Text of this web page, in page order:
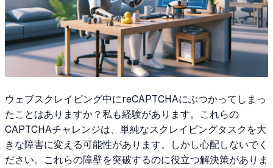
ウェブスクレイピング中にreCAPTCHAにぶつかってしまっ
たことはありますか？私も経験があります。これらの
CAPTCHAチャレンジは、単純なスクレイピングタスクを大
きな障害に変える可能性があります。しかし心配しないでく
ださい。これらの障壁を突破するのに役立つ解決策がありま